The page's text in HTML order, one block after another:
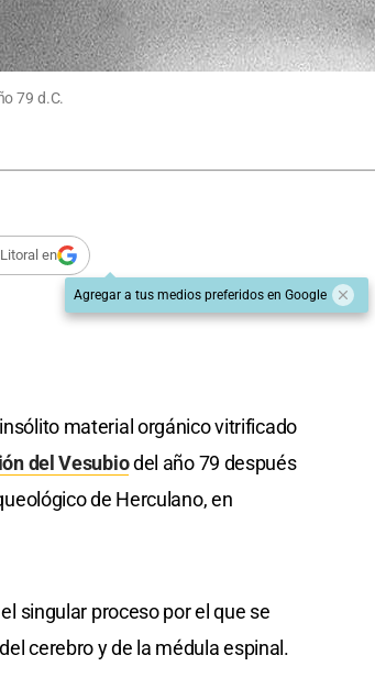
79 d.C.
en
Agregar a tus medios preferidos en Google
material orgánico vitrificado
del Vesubiodel año 79 después
de Herculano, en
singular proceso por el que se
cerebro y de la médula espinal.